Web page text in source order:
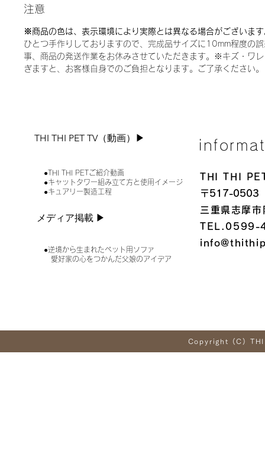
注意
※商品の色は、表示環境により実際とは異なる場合がございま
ひとつ手作りしておりますので、完成品サイズに10mm程度の
事、商品の発送作業をお休みさせていただきます。※キズ・ワ
ぎますと、お客様自身でのご負担となります。ご了承ください。
THI THI PET TV（動画）▶︎
●THI THI PETご紹介動画
●キャットタワー組み立て方と使用イメージ
●キュアリー製造工程
メディア掲載 ▶︎
●逆境から生まれたペット用ソファ
愛好家の心をつかんだ父娘のアイデア
THI THI
〒517-0503
三重県志摩
TEL.0599-
Copyright (C)